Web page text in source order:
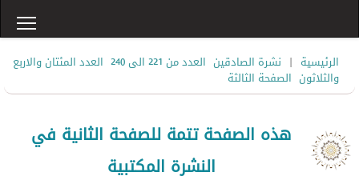
الرئيسية | نشرة الصادقين العدد من 221 الى 240
العدد المئتان والاربع
والثلاثون الصفحة الثالثة
هذه الصفحة تتمة للصفحة الثانية في
النشرة المكتبية